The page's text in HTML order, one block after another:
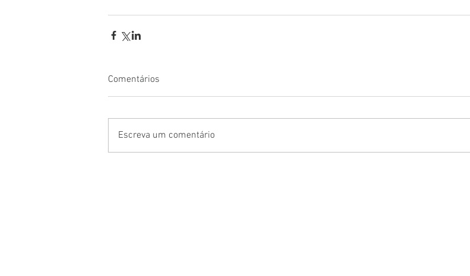
Comentários
Escreva um comentário